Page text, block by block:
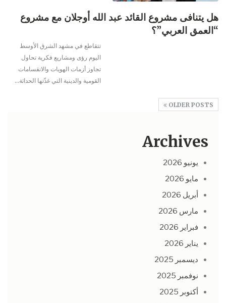
هل يتنافى مشروع القائد عبد الله أوجلان مع مشروع
“العمق العربي”؟
تتقاطع في مشهد الشرق الأوسط
اليوم رؤى ومشاريع فكرية تحاول
تجاوز أزمات الهويات والانقسامات
القومية والدينية التي غذّتها الحداثة…
OLDER POSTS
Archives
يونيو 2026
مايو 2026
أبريل 2026
مارس 2026
فبراير 2026
يناير 2026
ديسمبر 2025
نوفمبر 2025
أكتوبر 2025